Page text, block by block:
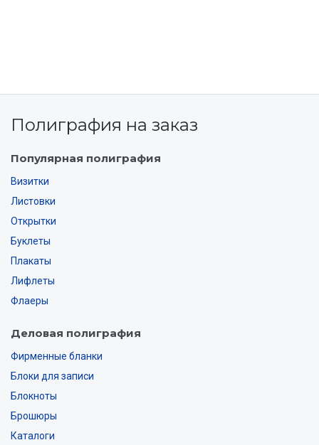
Полиграфия на заказ
Популярная полиграфия
Визитки
Листовки
Открытки
Буклеты
Плакаты
Лифлеты
Флаеры
Деловая полиграфия
Фирменные бланки
Блоки для записи
Блокноты
Брошюры
Каталоги